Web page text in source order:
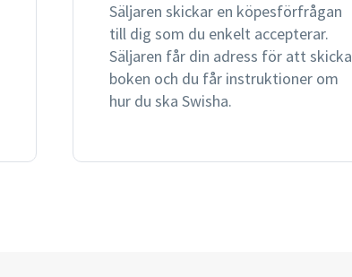
Säljaren skickar en köpesförfrågan
till dig som du enkelt accepterar.
Säljaren får din adress för att skicka
boken och du får instruktioner om
hur du ska Swisha.